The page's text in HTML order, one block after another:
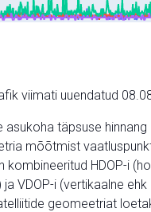
viimati uuendatud
täpsuse hinnang
mõõtmist
kombineeritud HDOP-i
ja VDOP-i (vertikaalne
geomeetriat